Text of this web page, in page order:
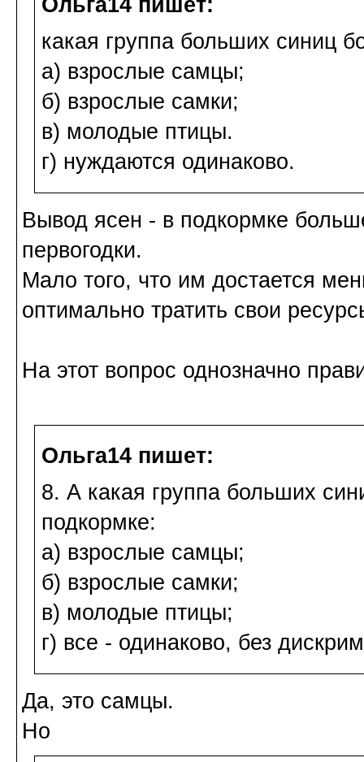
какая группа больших синиц
а) взрослые самцы;
б) взрослые самки;
в) молодые птицы.
г) нуждаются одинаково.
Вывод ясен - в подкормке
первогодки.
Мало того, что им достается
оптимально тратить свои
На этот вопрос однозначно
Ольга14 пишет:
8. А какая группа больших
подкормке:
а) взрослые самцы;
б) взрослые самки;
в) молодые птицы;
г) все - одинаково, без
Да, это самцы.
Но